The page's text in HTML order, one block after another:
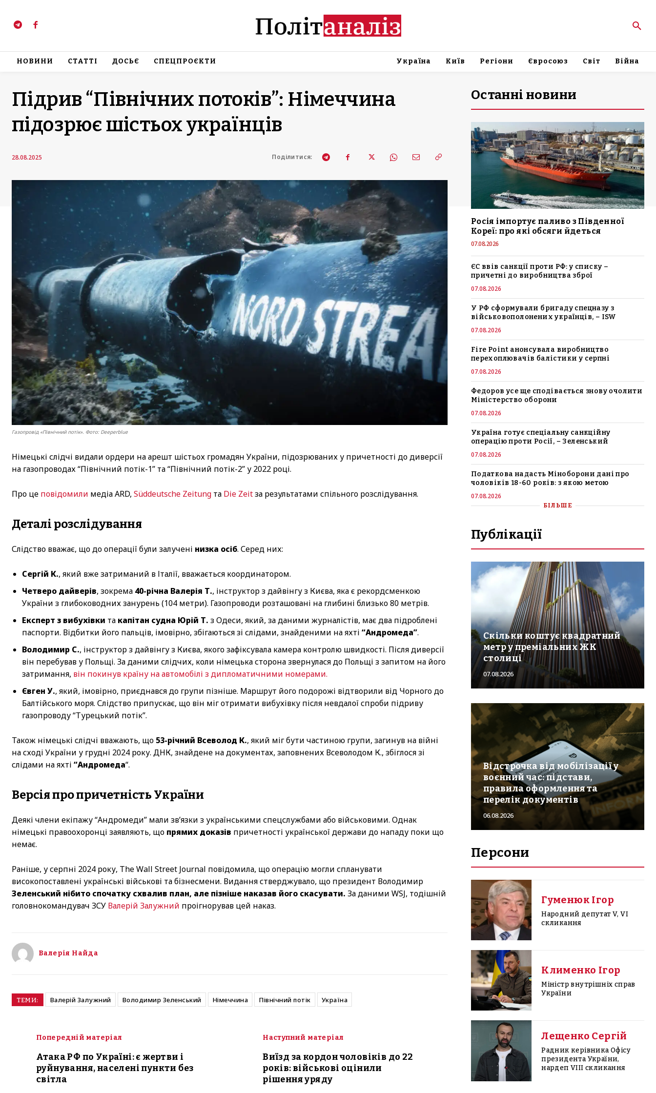
НОВИНИ СТАТТІ ДОСЬЄ СПЕЦПРОЄКТИ Україна Київ Регіони Євросоюз Світ Війна
Підрив “Північних потоків”: Німеччина
підозрює шістьох українців
28.08.2025 Поділитися:
Газопровід «Північний потік». Фото: Deeperblue
Німецькі слідчі видали ордери на арешт шістьох громадян України, підозрюваних у причетності до диверсії
на газопроводах “Північний потік-1” та “Північний потік-2” у 2022 році.
Про це повідомили медіа ARD, Süddeutsche Zeitung та Die Zeitза результатами спільного розслідування.
Деталі розслідування
Слідство вважає, що до операції були залучені низка осіб. Серед них:
Сергій К., який вже затриманий в Італії, вважається координатором.
Четверо дайверів, зокрема 40-річна Валерія Т., інструктор з дайвінгу з Києва, яка є рекордсменкою
України з глибоководних занурень (104 метри). Газопроводи розташовані на глибині близько 80 метрів.
Експерт з вибухівки та капітан судна Юрій Т. з Одеси, який, за даними журналістів, має два підроблені
паспорти. Відбитки його пальців, імовірно, збігаються зі слідами, знайденими на яхті “Андромеда”.
Володимир С., інструктор з дайвінгу з Києва, якого зафіксувала камера контролю швидкості. Після диверсії
він перебував у Польщі. За даними слідчих, коли німецька сторона звернулася до Польщі з запитом на його
затримання, він покинув країну на автомобілі з дипломатичними номерами.
Євген У., який, імовірно, приєднався до групи пізніше. Маршрут його подорожі відтворили від Чорного до
Балтійського моря. Слідство припускає, що він міг отримати вибухівку після невдалої спроби підриву
газопроводу “Турецький потік”.
Також німецькі слідчі вважають, що 53-річний Всеволод К., який міг бути частиною групи, загинув на війні
на сході України у грудні 2024 року. ДНК, знайдене на документах, заповнених Всеволодом К., збіглося зі
слідами на яхті “Андромеда“.
Версія про причетність України
Деякі члени екіпажу “Андромеди” мали зв’язки з українськими спецслужбами або військовими. Однак
німецькі правоохоронці заявляють, що прямих доказів причетності української держави до нападу поки що
немає.
Раніше, у серпні 2024 року, The Wall Street Journal повідомила, що операцію могли спланувати
високопоставлені українські військові та бізнесмени. Видання стверджувало, що президент Володимир
Зеленський нібито спочатку схвалив план, але пізніше наказав його скасувати. За даними WSJ, тодішній
головнокомандувач ЗСУ Валерій Залужний проігнорував цей наказ.
Валерія Найда
ТЕМИ: Валерій Залужний Володимир Зеленський Німеччина Північний потік Україна
Попередній матеріал
Атака РФ по Україні: є жертви і
руйнування, населені пункти без
світла
Наступний матеріал
Виїзд за кордон чоловіків до 22
років: військові оцінили
рішення уряду
Останні новини
Росія імпортує паливо з Південної
Кореї: про які обсяги йдеться
07.08.2026
ЄС ввів санкції проти РФ: у списку –
причетні до виробництва зброї
07.08.2026
У РФ сформували бригаду спецназу з
військовополонених українців, – ISW
07.08.2026
Fire Point анонсувала виробництво
перехоплювачів балістики у серпні
07.08.2026
Федоров усе ще сподівається знову очолити
Міністерство оборони
07.08.2026
Україна готує спеціальну санкційну
операцію проти Росії, – Зеленський
07.08.2026
Податкова надасть Міноборони дані про
чоловіків 18-60 років: з якою метою
07.08.2026
БІЛЬШЕ
Публікації
Скільки коштує квадратний
метр у преміальних ЖК
столиці
07.08.2026
Відстрочка від мобілізації у
воєнний час: підстави,
правила оформлення та
перелік документів
06.08.2026
Персони
Гуменюк Ігор
Народний депутат V, VI
скликання
Клименко Ігор
Міністр внутрішніх справ
України
Лещенко Сергій
Радник керівника Офісу
президента України,
нардеп VIII скликання